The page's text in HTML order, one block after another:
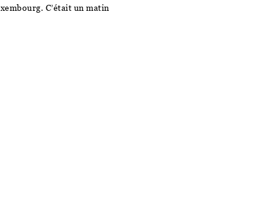
C’était un matin